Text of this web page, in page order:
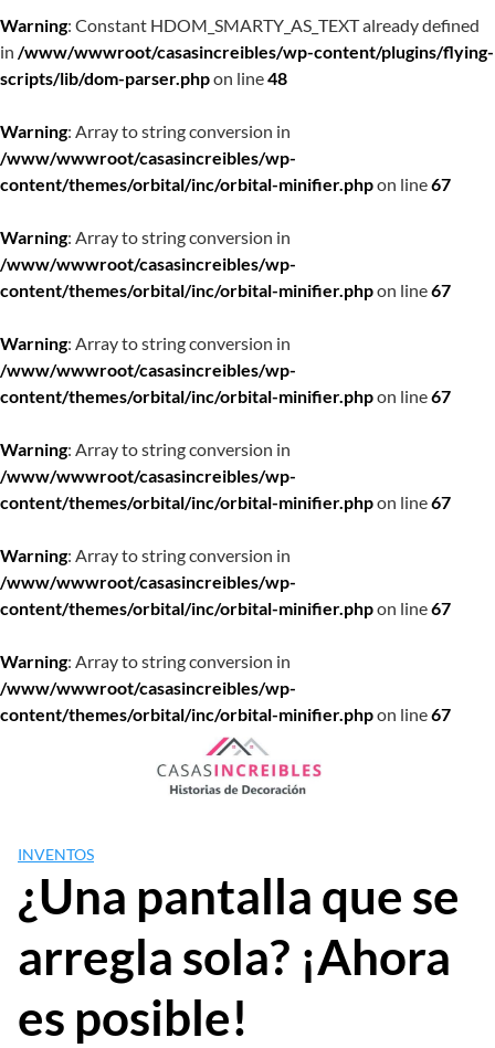
Warning: Constant HDOM_SMARTY_AS_TEXT already defined
in /www/wwwroot/casasincreibles/wp-content/plugins/flying-
scripts/lib/dom-parser.phpon line48
Warning: Array to string conversion in
/www/wwwroot/casasincreibles/wp-
content/themes/orbital/inc/orbital-minifier.phpon line67
Warning: Array to string conversion in
/www/wwwroot/casasincreibles/wp-
content/themes/orbital/inc/orbital-minifier.phpon line67
Warning: Array to string conversion in
/www/wwwroot/casasincreibles/wp-
content/themes/orbital/inc/orbital-minifier.phpon line67
Warning: Array to string conversion in
/www/wwwroot/casasincreibles/wp-
content/themes/orbital/inc/orbital-minifier.phpon line67
Warning: Array to string conversion in
/www/wwwroot/casasincreibles/wp-
content/themes/orbital/inc/orbital-minifier.phpon line67
Warning: Array to string conversion in
/www/wwwroot/casasincreibles/wp-
content/themes/orbital/inc/orbital-minifier.phpon line67
INVENTOS
¿Una pantalla que se
arregla sola? ¡Ahora
es posible!